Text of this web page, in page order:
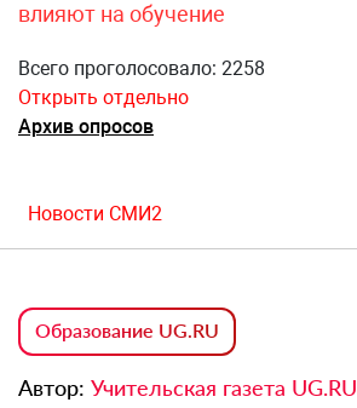
влияют на обучение
Всего проголосовало: 2258
Открыть отдельно
Архив опросов
Новости СМИ2
Образование UG.RU
Автор: Учительская газета UG.RU